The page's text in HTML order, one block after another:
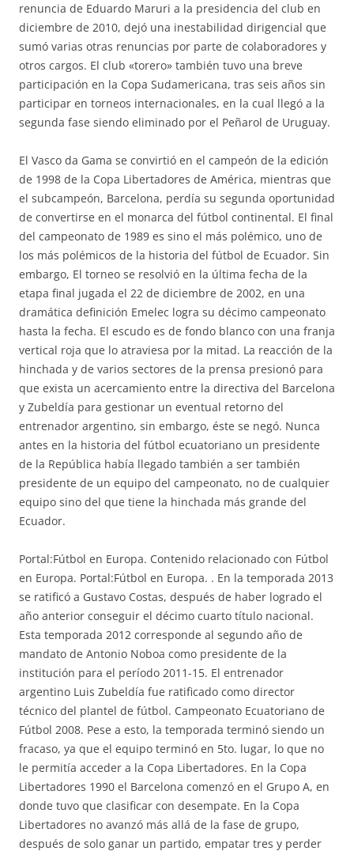
renuncia de Eduardo Maruri a la presidencia del club en
diciembre de 2010, dejó una inestabilidad dirigencial que
sumó varias otras renuncias por parte de colaboradores y
otros cargos. El club «torero» también tuvo una breve
participación en la Copa Sudamericana, tras seis años sin
participar en torneos internacionales, en la cual llegó a la
segunda fase siendo eliminado por el Peñarol de Uruguay.
El Vasco da Gama se convirtió en el campeón de la edición
de 1998 de la Copa Libertadores de América, mientras que
el subcampeón, Barcelona, perdía su segunda oportunidad
de convertirse en el monarca del fútbol continental. El final
del campeonato de 1989 es sino el más polémico, uno de
los más polémicos de la historia del fútbol de Ecuador. Sin
embargo, El torneo se resolvió en la última fecha de la
etapa final jugada el 22 de diciembre de 2002, en una
dramática definición Emelec logra su décimo campeonato
hasta la fecha. El escudo es de fondo blanco con una franja
vertical roja que lo atraviesa por la mitad. La reacción de la
hinchada y de varios sectores de la prensa presionó para
que exista un acercamiento entre la directiva del Barcelona
y Zubeldía para gestionar un eventual retorno del
entrenador argentino, sin embargo, éste se negó. Nunca
antes en la historia del fútbol ecuatoriano un presidente
de la República había llegado también a ser también
presidente de un equipo del campeonato, no de cualquier
equipo sino del que tiene la hinchada más grande del
Ecuador.
Portal:Fútbol en Europa. Contenido relacionado con Fútbol
en Europa. Portal:Fútbol en Europa. . En la temporada 2013
se ratificó a Gustavo Costas, después de haber logrado el
año anterior conseguir el décimo cuarto título nacional.
Esta temporada 2012 corresponde al segundo año de
mandato de Antonio Noboa como presidente de la
institución para el período 2011-15. El entrenador
argentino Luis Zubeldía fue ratificado como director
técnico del plantel de fútbol. Campeonato Ecuatoriano de
Fútbol 2008. Pese a esto, la temporada terminó siendo un
fracaso, ya que el equipo terminó en 5to. lugar, lo que no
le permitía acceder a la Copa Libertadores. En la Copa
Libertadores 1990 el Barcelona comenzó en el Grupo A, en
donde tuvo que clasificar con desempate. En la Copa
Libertadores no avanzó más allá de la fase de grupo,
después de solo ganar un partido, empatar tres y perder